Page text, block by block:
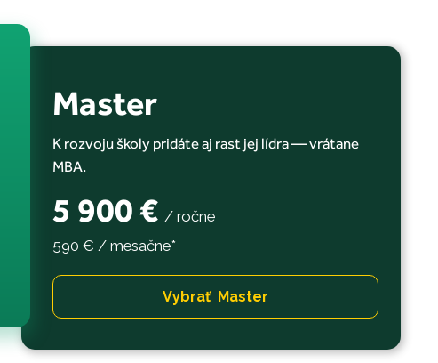
Master
K rozvoju školy pridáte aj rast jej lídra — vrátane
MBA.
5 900 € / ročne
590 € / mesačne*
Vybrať Master